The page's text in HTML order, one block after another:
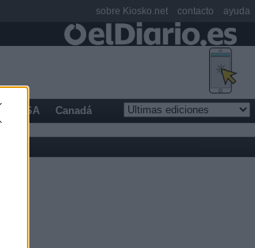
USA Canadá
sobre Kiosko.net contacto ayuda